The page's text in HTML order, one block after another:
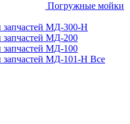
Погружные мойки
запчастей МД-300-H
запчастей МД-200
запчастей МД-100
запчастей МД-101-Н Все